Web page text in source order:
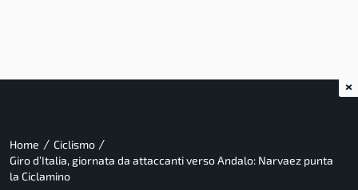
Home / Ciclismo /
Giro d’Italia, giornata da attaccanti verso Andalo: Narvaez punta
la Ciclamino
×